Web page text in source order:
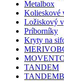
Metalbox
Kolieskové
Ložiskový
Príborníky
Kryty na
TANDEM